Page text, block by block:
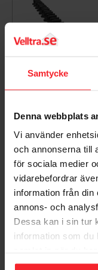
Samtycke
Denna webbplats
Vi använder
och annonserna till
för sociala medier
vidarebefordrar
information från din
annons- och
Dessa kan i sin tur
information som du
12
35 KR